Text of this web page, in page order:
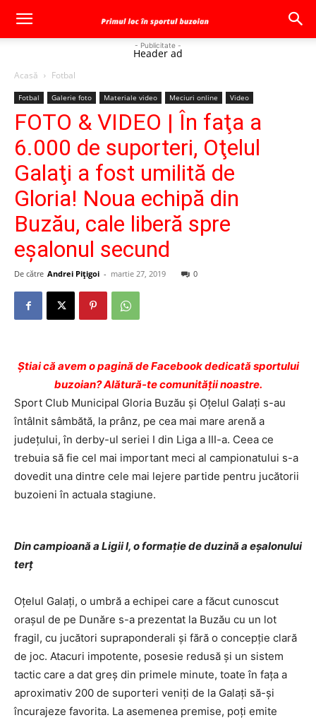
- Publicitate -
Header ad
Acasă Fotbal
Fotbal Galerie foto Materiale video Meciuri online Video
FOTO & VIDEO | În faţa a
6.000 de suporteri, Oţelul
Galaţi a fost umilită de
Gloria! Noua echipă din
Buzău, cale liberă spre
eşalonul secund
De către Andrei Pițigoi - martie 27, 2019 0
Ştiai că avem o pagină de Facebook dedicată sportului
buzoian? Alătură-te comunității noastre.
Sport Club Municipal Gloria Buzău şi Oţelul Galaţi s-au
întâlnit sâmbătă, la prânz, pe cea mai mare arenă a
judeţului, în derby-ul seriei I din Liga a III-a. Ceea ce
trebuia să fie cel mai important meci al campionatului s-a
dovedit una dintre cele mai lejere partide pentru jucătorii
buzoieni în actuala stagiune.
Din campioană a Ligii I, o formaţie de duzină a eşalonului
terţ
Oţelul Galaţi, o umbră a echipei care a făcut cunoscut
oraşul de pe Dunăre s-a prezentat la Buzău cu un lot
fragil, cu jucători supraponderali şi fără o concepţie clară
de joc. Atacuri impotente, posesie redusă şi un sistem
tactic care a dat greş din primele minute, toate în faţa a
aproximativ 200 de suporteri veniţi de la Galaţi să-şi
încurajeze favorita. La asemenea premise, poţi emite